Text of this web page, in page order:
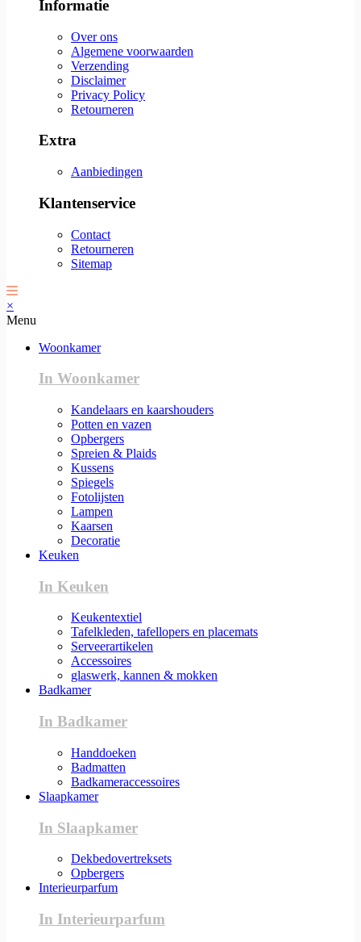
Informatie
Over ons
Algemene voorwaarden
Verzending
Disclaimer
Privacy Policy
Retourneren
Extra
Aanbiedingen
Klantenservice
Contact
Retourneren
Sitemap
×
Menu
Woonkamer
In Woonkamer
Kandelaars en kaarshouders
Potten en vazen
Opbergers
Spreien & Plaids
Kussens
Spiegels
Fotolijsten
Lampen
Kaarsen
Decoratie
Keuken
In Keuken
Keukentextiel
Tafelkleden, tafellopers en placemats
Serveerartikelen
Accessoires
glaswerk, kannen & mokken
Badkamer
In Badkamer
Handdoeken
Badmatten
Badkameraccessoires
Slaapkamer
In Slaapkamer
Dekbedovertreksets
Opbergers
Interieurparfum
In Interieurparfum